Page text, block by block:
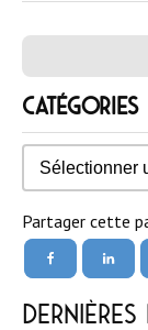
Catégories
Catégories
Partager cette